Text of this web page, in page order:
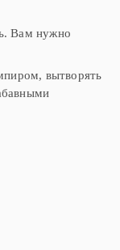
Вам нужно
вытворять